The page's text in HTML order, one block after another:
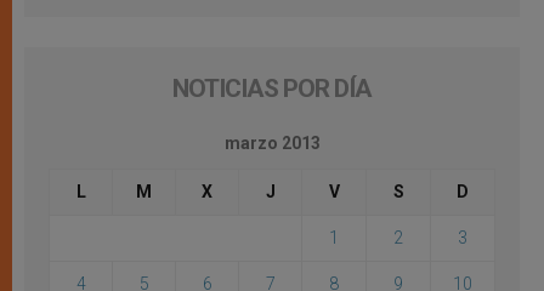
NOTICIAS POR DÍA
marzo 2013
L M X J V S D
1 2 3
4 5 6 7 8 9 10